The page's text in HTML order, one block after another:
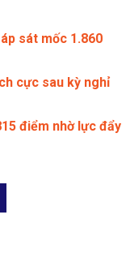
sát mốc 1.860
cực sau kỳ nghỉ
điểm nhờ lực đẩy